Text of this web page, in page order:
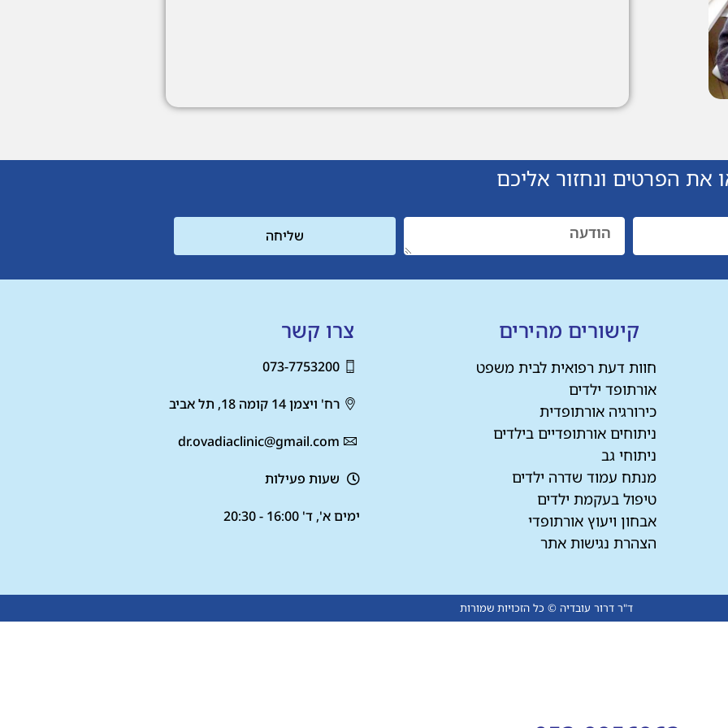
את הפרטים ונחזור אליכם
שליחה
קישורים מהירים
חוות דעת רפואית לבית משפט
אורתופד ילדים
כירורגיה אורתופדית
ניתוחים אורתופדיים בילדים
ניתוחי גב
מנתח עמוד שדרה ילדים
טיפול בעקמת ילדים
אבחון ויעוץ אורתופדי
הצהרת נגישות אתר
צרו קשר
073-7753200
רח' ויצמן 14 קומה 18, תל אביב
dr.ovadiaclinic@gmail.com
שעות פעילות
ימים א', ד' 16:00 - 20:30
ד"ר דרור עובדיה © כל הזכויות שמורות